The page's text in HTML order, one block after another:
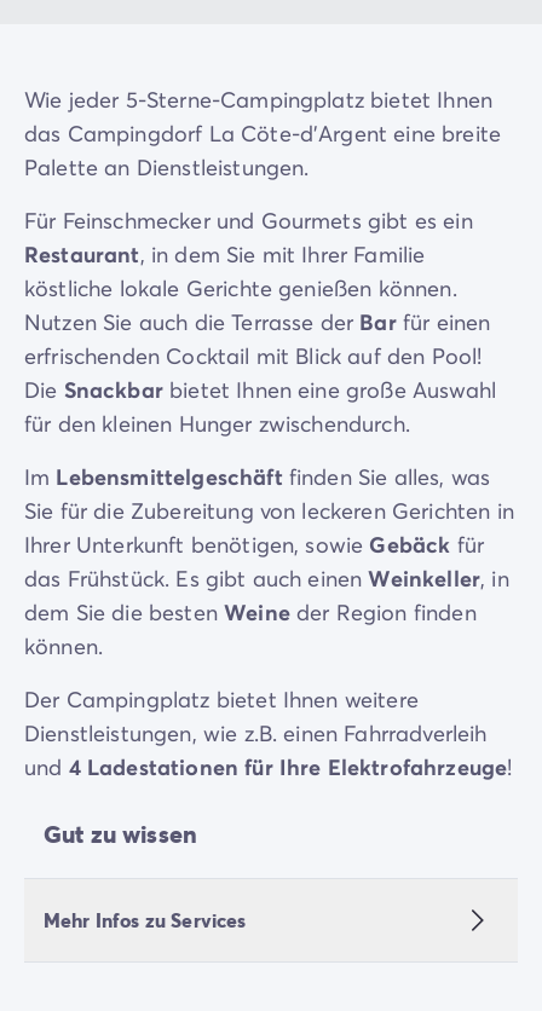
Wie jeder 5-Sterne-Campingplatz bietet Ihnen
das Campingdorf La Cöte-d'Argent eine breite
Palette an Dienstleistungen.
Für Feinschmecker und Gourmets gibt es ein
Restaurant, in dem Sie mit Ihrer Familie
köstliche lokale Gerichte genießen können.
Nutzen Sie auch die Terrasse der Barfür einen
erfrischenden Cocktail mit Blick auf den Pool!
Die Snackbar bietet Ihnen eine große Auswahl
für den kleinen Hunger zwischendurch.
Im Lebensmittelgeschäft finden Sie alles, was
Sie für die Zubereitung von leckeren Gerichten in
Ihrer Unterkunft benötigen, sowie Gebäck für
das Frühstück. Es gibt auch einenWeinkeller, in
dem Sie die bestenWeineder Region finden
können.
Der Campingplatz bietet Ihnen weitere
Dienstleistungen, wie z.B. einen Fahrradverleih
und 4 Ladestationen für Ihre Elektrofahrzeuge!
Gut zu wissen
Mehr Infos zu Services